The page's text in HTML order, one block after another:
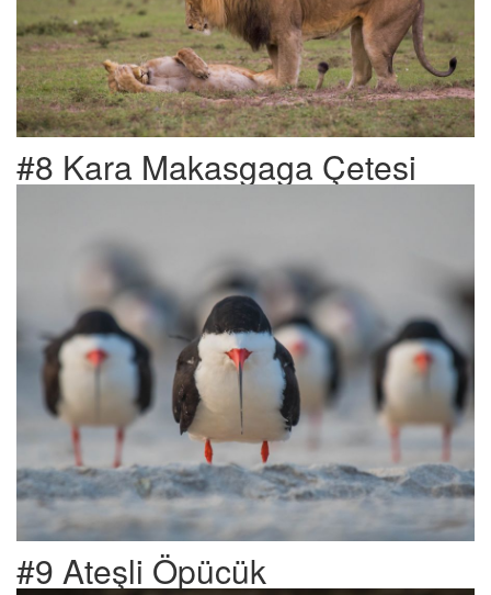
#8 Kara Makasgaga Çetesi
#9 Ateşli Öpücük